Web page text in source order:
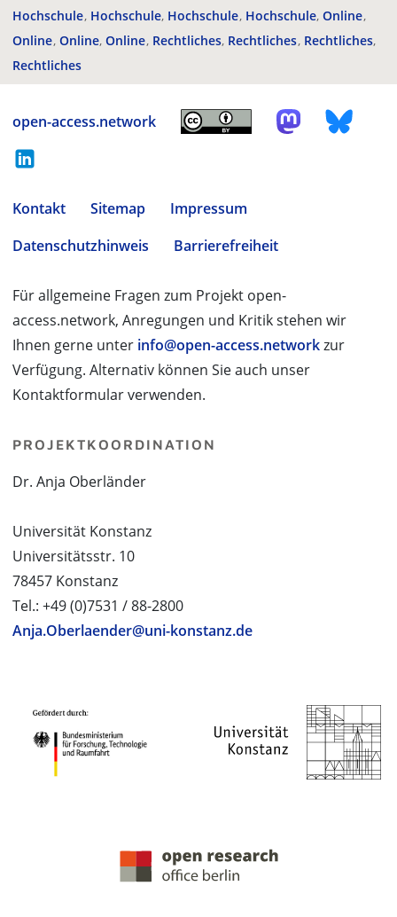
Hochschule Hochschule Hochschule Hochschule Online
Online Online Online Rechtliches Rechtliches Rechtliches
Rechtliches
open-access.network
Kontakt Sitemap
Impressum
Datenschutzhinweis
Barrierefreiheit
Für allgemeine Fragen zum Projekt open-
access.network, Anregungen und Kritik stehen wir
Ihnen gerne unter info@open-access.networkzur
Verfügung. Alternativ können Sie auch unser
Kontaktformular verwenden.
PROJEKTKOORDINATION
Dr. Anja Oberländer
Universität Konstanz
Universitätsstr. 10
78457 Konstanz
Tel.: +49 (0)7531 / 88-2800
Anja.Oberlaender@uni-konstanz.de